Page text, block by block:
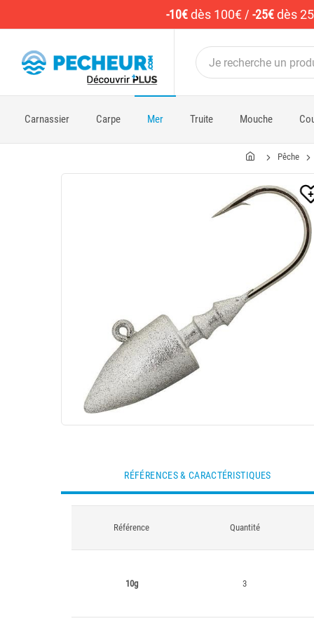
-10€dès 100€ / -25€dès
Carnassier Carpe Mer Truite Mouche
Pêche
RÉFÉRENCES & CARACTÉRISTIQUES
Référence Quantité
10g 3